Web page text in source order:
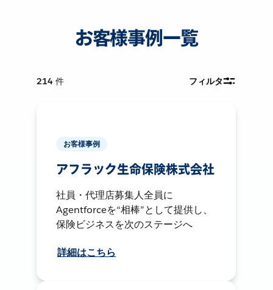
お客様事例一覧
214 件 フィルタ
お客様事例
アフラック生命保険株式会社
社員・代理店募集人全員に
Agentforceを“相棒”として提供し、
保険ビジネスを次のステージへ
詳細はこちら